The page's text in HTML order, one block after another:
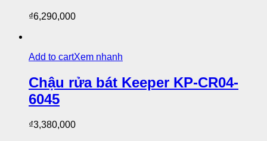
₫6,290,000
Add to cartXem nhanh
Chậu rửa bát Keeper KP-CR04-
6045
₫3,380,000